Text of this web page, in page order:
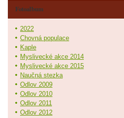
Fotoalbum
2022
Chovná populace
Kaple
Myslivecké akce 2014
Myslivecké akce 2015
Naučná stezka
Odlov 2009
Odlov 2010
Odlov 2011
Odlov 2012